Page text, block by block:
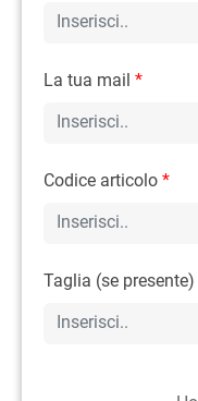
La tua mail *
Codice articolo *
Taglia (se presente)